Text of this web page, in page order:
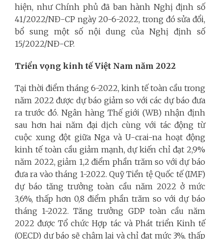
hiện, như Chính phủ đã ban hành Nghị định số
41/2022/NĐ-CP ngày 20-6-2022, trong đó sửa đổi,
bổ sung một số nội dung của Nghị định số
15/2022/NĐ-CP.
Triển vọng kinh tế Việt Nam năm 2022
Tại thời điểm tháng 6-2022, kinh tế toàn cầu trong
năm 2022 được dự báo giảm so với các dự báo đưa
ra trước đó. Ngân hàng Thế giới (WB) nhận định
sau hơn hai năm đại dịch cùng với tác động từ
cuộc xung đột giữa Nga và U-crai-na hoạt động
kinh tế toàn cầu giảm mạnh, dự kiến chỉ đạt 2,9%
năm 2022, giảm 1,2 điểm phần trăm so với dự báo
đưa ra vào tháng 1-2022. Quỹ Tiền tệ Quốc tế (IMF)
dự báo tăng trưởng toàn cầu năm 2022 ở mức
3,6%, thấp hơn 0,8 điểm phần trăm so với dự báo
tháng 1-2022. Tăng trưởng GDP toàn cầu năm
2022 được Tổ chức Hợp tác và Phát triển Kinh tế
(OECD) dự báo sẽ chậm lại và chỉ đạt mức 3%, thấp